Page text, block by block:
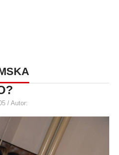
/ Autor: